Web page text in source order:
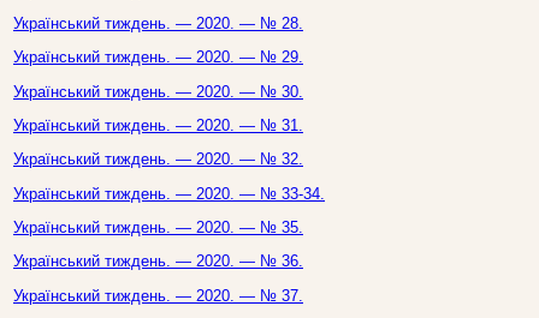
Український тиждень. — 2020. — № 28.
Український тиждень. — 2020. — № 29.
Український тиждень. — 2020. — № 30.
Український тиждень. — 2020. — № 31.
Український тиждень. — 2020. — № 32.
Український тиждень. — 2020. — № 33-34.
Український тиждень. — 2020. — № 35.
Український тиждень. — 2020. — № 36.
Український тиждень. — 2020. — № 37.